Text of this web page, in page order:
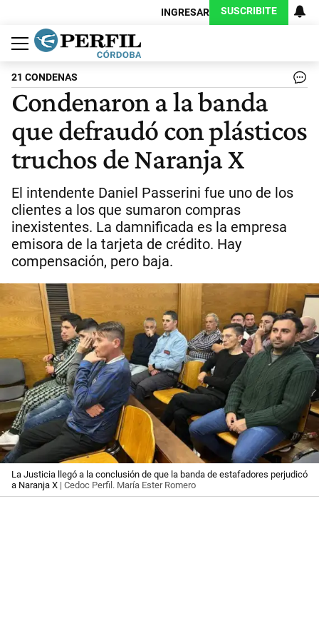
INGRESAR SUSCRIBITE
Política
Economía
Judiciales
Sociedad
Cultura
Espectáculos
Deportes
Protagonistas
21 CONDENAS
Condenaron a la banda
que defraudó con plásticos
truchos de Naranja X
El intendente Daniel Passerini fue uno de los
clientes a los que sumaron compras
inexistentes. La damnificada es la empresa
emisora de la tarjeta de crédito. Hay
compensación, pero baja.
La Justicia llegó a la conclusión de que la banda de estafadores perjudicó
a Naranja X | Cedoc Perfil. María Ester Romero